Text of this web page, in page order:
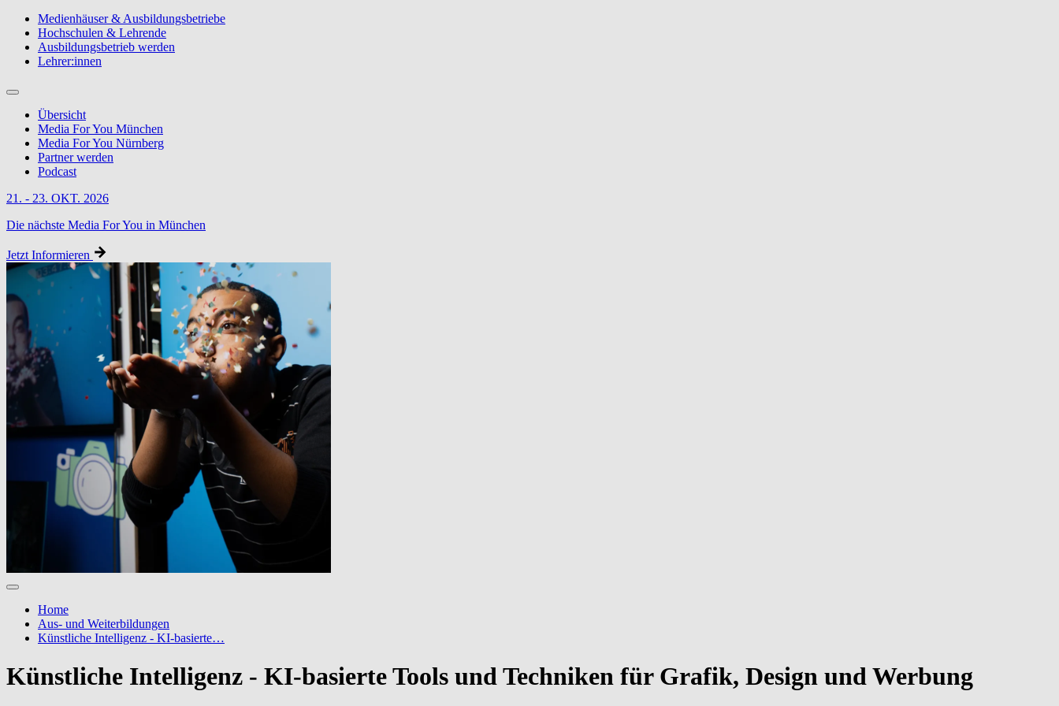
Medienhäuser & Ausbildungsbetriebe
Hochschulen & Lehrende
Ausbildungsbetrieb werden
Lehrer:innen
Übersicht
Media For You München
Media For You Nürnberg
Partner werden
Podcast
21. - 23. OKT. 2026
Die nächste Media For You in München
Jetzt Informieren
Home
Aus- und Weiterbildungen
Künstliche Intelligenz - KI-basierte…
Künstliche Intelligenz - KI-basierte Tools und Techniken für Grafik, Design und Werbung